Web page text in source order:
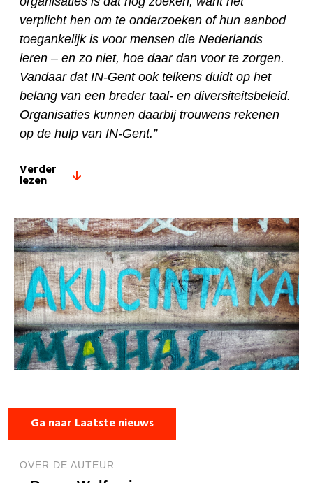
verplicht hen om te onderzoeken of hun aanbod
toegankelijk is voor mensen die Nederlands
leren – en zo niet, hoe daar dan voor te zorgen.
Vandaar dat IN-Gent ook telkens duidt op het
belang van een breder taal- en diversiteitsbeleid.
Organisaties kunnen daarbij trouwens rekenen
op de hulp van IN-Gent.”
Verder
lezen
Ga naar Laatste nieuws
OVER DE AUTEUR